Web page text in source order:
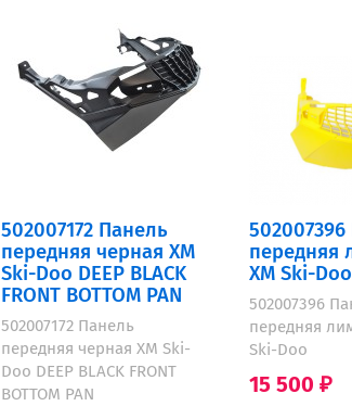
502007172 Панель
передняя черная XM
Ski-Doo DEEP BLACK
FRONT BOTTOM PAN
502007172 Панель
передняя черная XM Ski-
Doo DEEP BLACK FRONT
BOTTOM PAN
передняя
XM Ski-Doo
502007396
передняя
Ski-Doo
15 500 ₽